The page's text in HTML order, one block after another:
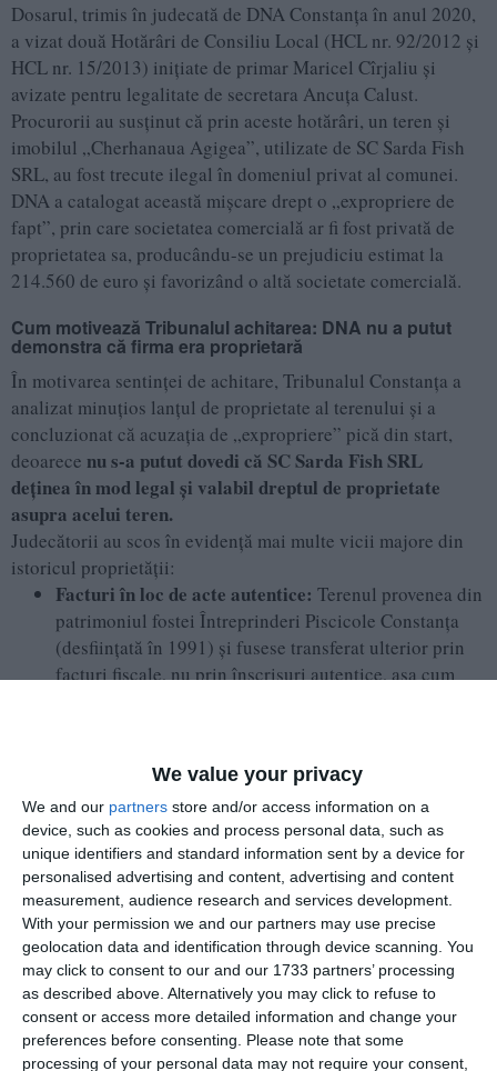
We value your privacy
We and our partners store and/or access information on a
device, such as cookies and process personal data, such as
unique identifiers and standard information sent by a device for
personalised advertising and content, advertising and content
measurement, audience research and services development.
With your permission we and our partners may use precise
geolocation data and identification through device scanning. You
may click to consent to our and our 1733 partners’ processing
as described above. Alternatively you may click to refuse to
consent or access more detailed information and change your
preferences before consenting.
Please note that some
processing of your personal data may not require your consent,
Dosarul, trimis în judecată de DNA Constanța în anul 2020,
a vizat două Hotărâri de Consiliu Local (HCL nr. 92/2012 și
HCL nr. 15/2013) inițiate de primar Maricel Cîrjaliu și
avizate pentru legalitate de secretara Ancuța Calust.
Procurorii au susținut că prin aceste hotărâri, un teren și
imobilul „Cherhanaua Agigea”, utilizate de SC Sarda Fish
SRL, au fost trecute ilegal în domeniul privat al comunei.
DNA a catalogat această mișcare drept o „expropriere de
fapt”, prin care societatea comercială ar fi fost privată de
proprietatea sa, producându-se un prejudiciu estimat la
214.560 de euro și favorizând o altă societate comercială.
Cum motivează Tribunalul achitarea: DNA nu a putut
demonstra că firma era proprietară
În motivarea sentinței de achitare, Tribunalul Constanța a
analizat minuțios lanțul de proprietate al terenului și a
concluzionat că acuzația de „expropriere” pică din start,
deoarece nu s-a putut dovedi că SC Sarda Fish SRL
deținea în mod legal și valabil dreptul de proprietate
asupra acelui teren.
Judecătorii au scos în evidență mai multe vicii majore din
istoricul proprietății:
Facturi în loc de acte autentice: Terenul provenea din
patrimoniul fostei Întreprinderi Piscicole Constanța
(desființată în 1991) și fusese transferat ulterior prin
facturi fiscale, nu prin înscrisuri autentice, așa cum
Lipsa certificatului de atestare:Comisia de
inventariere a comunei Agigea (condusă la acea vreme
de viceprimar, nu de Cristian Cîrjaliu) a descoperit că
Sarda Fish SRL nu deținea un certificat de atestare a
dreptului de proprietate conform HG nr. 834/1991
înscris la serviciul de taxe și impozite. Din acest motiv,
comisia a propus, legal, introducerea terenului în
inventarul domeniului privat al comunei.
Decizii judecătorești definitive:Intabularea dreptului
de proprietate în favoarea Comunei Agigea fusese deja
recunoscută și dispusă de instanțe în mod legal printr-